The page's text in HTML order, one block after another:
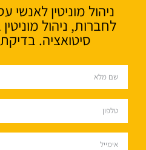
ניהול מוניטין לאנשי
לחברות, ניהול
סיטואציה. בדיקת